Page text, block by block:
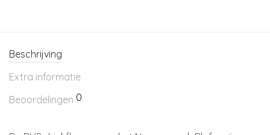
Beschrijving
Extra informatie
Beoordelingen 0